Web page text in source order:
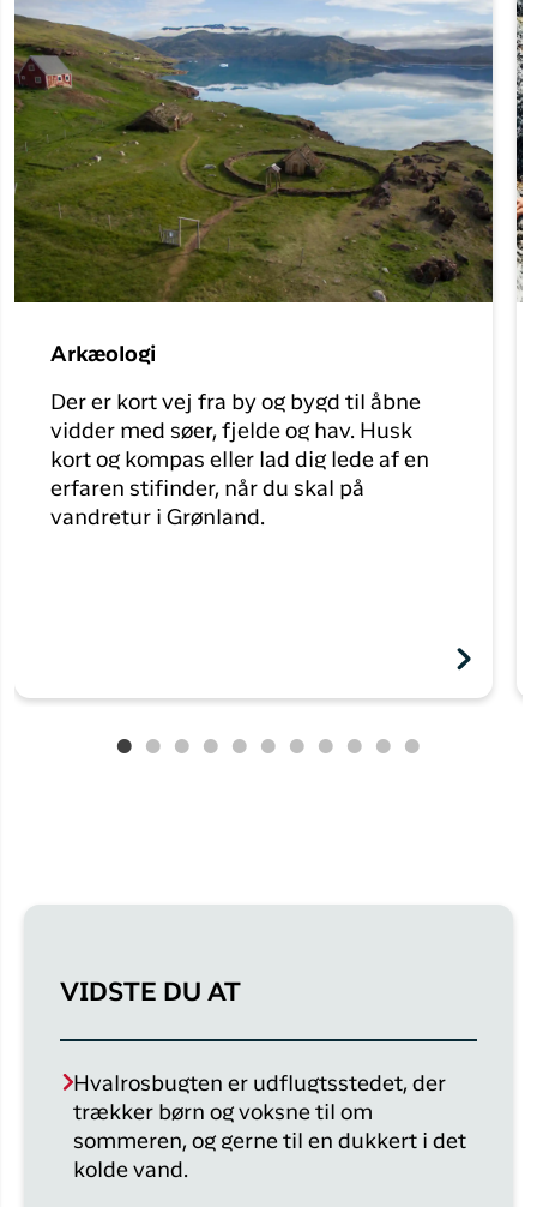
Arkæologi
Der er kort vej fra by og bygd til åbne
vidder med søer, fjelde og hav. Husk
kort og kompas eller lad dig lede af en
erfaren stifinder, når du skal på
vandretur i Grønland.
VIDSTE DU AT
Hvalrosbugten er udflugtsstedet, der
trækker børn og voksne til om
sommeren, og gerne til en dukkert i det
kolde vand.